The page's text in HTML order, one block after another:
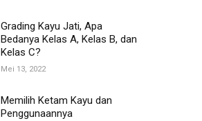
Grading Kayu Jati, Apa
Bedanya Kelas A, Kelas B, dan
Kelas C?
Mei 13, 2022
Memilih Ketam Kayu dan
Penggunaannya